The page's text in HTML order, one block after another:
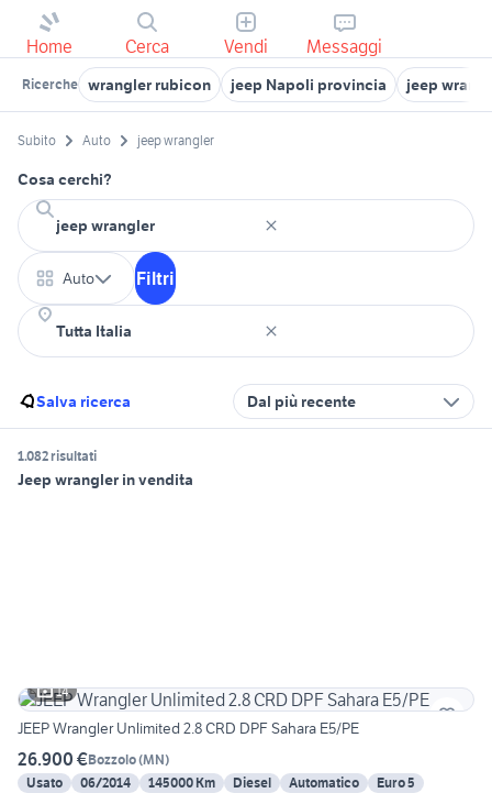
Home Cerca Vendi Messaggi
Ricerche wrangler rubicon jeep Napoli provincia jeep
Subito Auto jeep wrangler
Cosa cerchi?
Auto Filtri
Salva ricerca Dal più recente
1.082 risultati
Jeep wrangler in vendita
14
JEEP Wrangler Unlimited 2.8 CRD DPF Sahara E5/PE
26.900 €Bozzolo(MN)
Usato
06/2014 145000 Km Diesel Automatico
Euro 5